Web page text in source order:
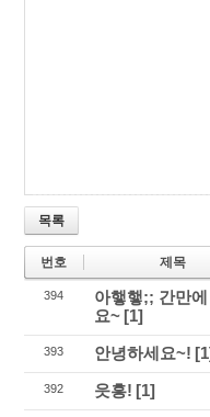
목록
번호 제목
394
아햏햏;; 간만에
요~ [1]
393 안녕하세요~!
392 읏흥! [1]